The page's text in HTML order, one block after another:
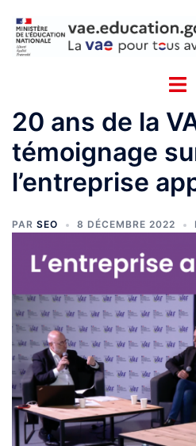
contenu
20 ans de la
témoignage
l’entreprise
PAR SEO 8 DÉCEMBRE 2022